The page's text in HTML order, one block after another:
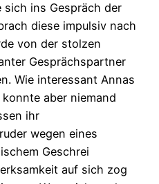
ins Gespräch der
diese impulsiv nach
von der stolzen
Gesprächspartner
Wie interessant Annas
aber niemand
ihr
wegen eines
Geschrei
auf sich zog